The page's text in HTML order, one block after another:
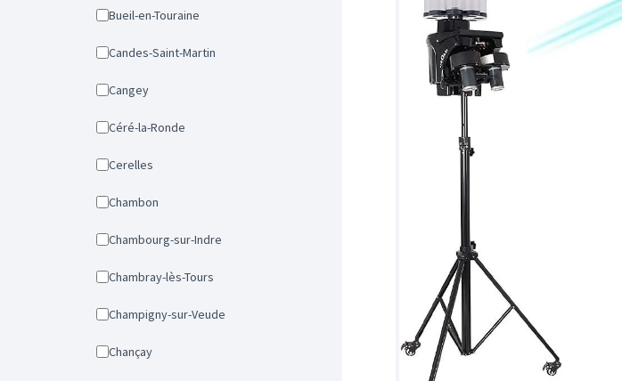
Bueil-en-Touraine
Candes-Saint-Martin
Cangey
Céré-la-Ronde
Cerelles
Chambon
Chambourg-sur-Indre
Chambray-lès-Tours
Champigny-sur-Veude
Chançay